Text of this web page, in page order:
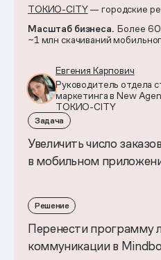
ТОКИО-CITY— городские
Масштаб бизнеса.Более 60
~1 млн скачиваний
Евгения Карпович
Руководитель отдела
маркетинга в New
ТОКИО-CITY
Задача
Увеличить число
в мобильном
Решение
Перенести программу
коммуникации в